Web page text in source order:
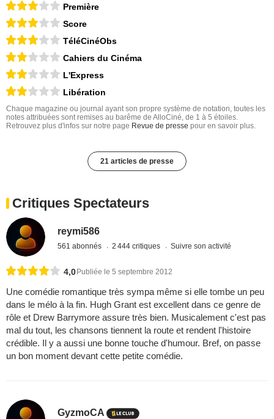
Première
Score
TéléCinéObs
Cahiers du Cinéma
L'Express
Libération
Chaque magazine ou journal ayant son propre système de notation, toutes les
notes attribuées sont remises au barême de AlloCiné, de 1 à 5 étoiles.
Retrouvez plus d'infos sur notre page Revue de presse pour en savoir plus.
21 articles de presse
Critiques Spectateurs
reymi586
561 abonnés 2 444 critiques Suivre son activité
4,0Publiée le 5 septembre 2012
Une comédie romantique très sympa même si elle tombe un peu
dans le mélo à la fin. Hugh Grant est excellent dans ce genre de
rôle et Drew Barrymore assure très bien. Musicalement c'est pas
mal du tout, les chansons tiennent la route et rendent l'histoire
crédible. Il y a aussi une bonne touche d'humour. Bref, on passe
un bon moment devant cette petite comédie.
GyzmoCA